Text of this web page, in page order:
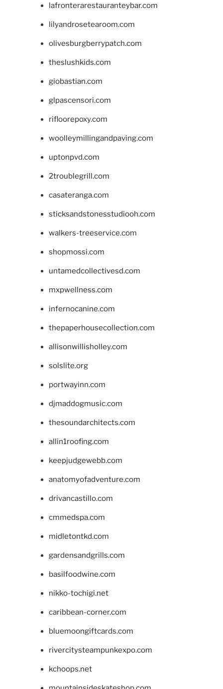
lafronterarestauranteybar.com
lilyandrosetearoom.com
olivesburgberrypatch.com
theslushkids.com
giobastian.com
glpascensori.com
rifloorepoxy.com
woolleymillingandpaving.com
uptonpvd.com
2troublegrill.com
casateranga.com
sticksandstonesstudiooh.com
walkers-treeservice.com
shopmossi.com
untamedcollectivesd.com
mxpwellness.com
infernocanine.com
thepaperhousecollection.com
allisonwillisholley.com
solslite.org
portwayinn.com
djmaddogmusic.com
thesoundarchitects.com
allin1roofing.com
keepjudgewebb.com
anatomyofadventure.com
drivancastillo.com
cmmedspa.com
midletontkd.com
gardensandgrills.com
basilfoodwine.com
nikko-tochigi.net
caribbean-corner.com
bluemoongiftcards.com
rivercitysteampunkexpo.com
kchoops.net